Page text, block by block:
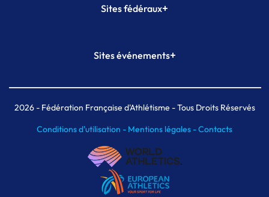
Sites fédéraux+
Plateforme Formation
Sites événements+
Meeting de Paris indoor
MAIF Ekiden de Paris
2026- Fédération Française d'Athlétisme - Tous Droits Réservés
Conditions d'utilisation - Mentions légales -Contacts